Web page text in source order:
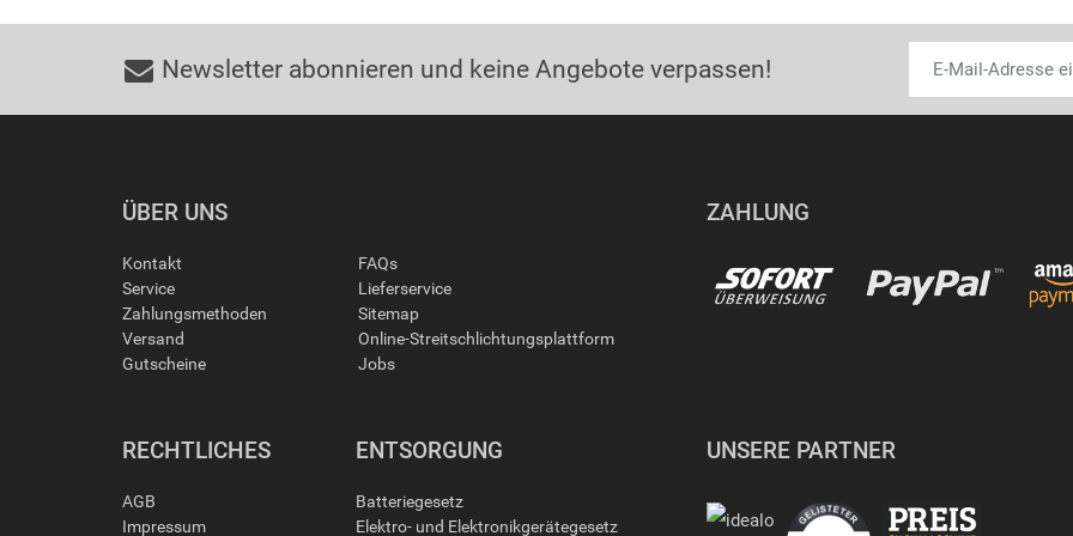
Newsletter abonnieren und keine Angebote verpassen!
ÜBER UNS
Kontakt
Service
Zahlungsmethoden
Versand
Gutscheine
FAQs
Lieferservice
Sitemap
Online-Streitschlichtungsplattform
Jobs
ZAHLUNG
RECHTLICHES
AGB
Impressum
ENTSORGUNG
Batteriegesetz
Elektro- und Elektronikgerätegesetz
UNSERE PARTNER